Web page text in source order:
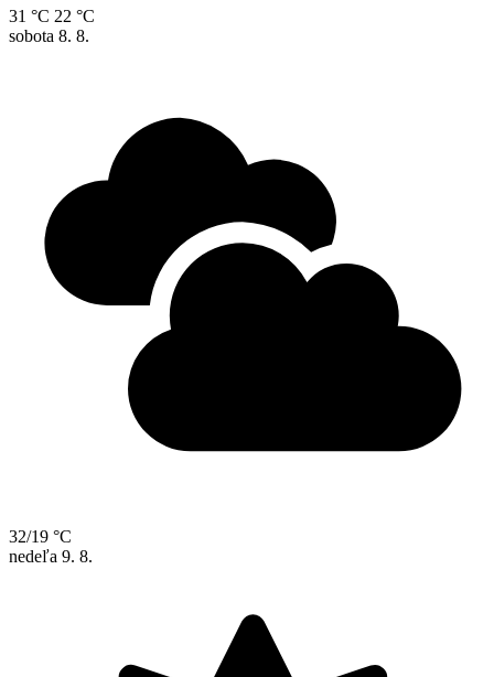
31 °C 22 °C
sobota 8. 8.
32/19 °C
nedeľa 9. 8.